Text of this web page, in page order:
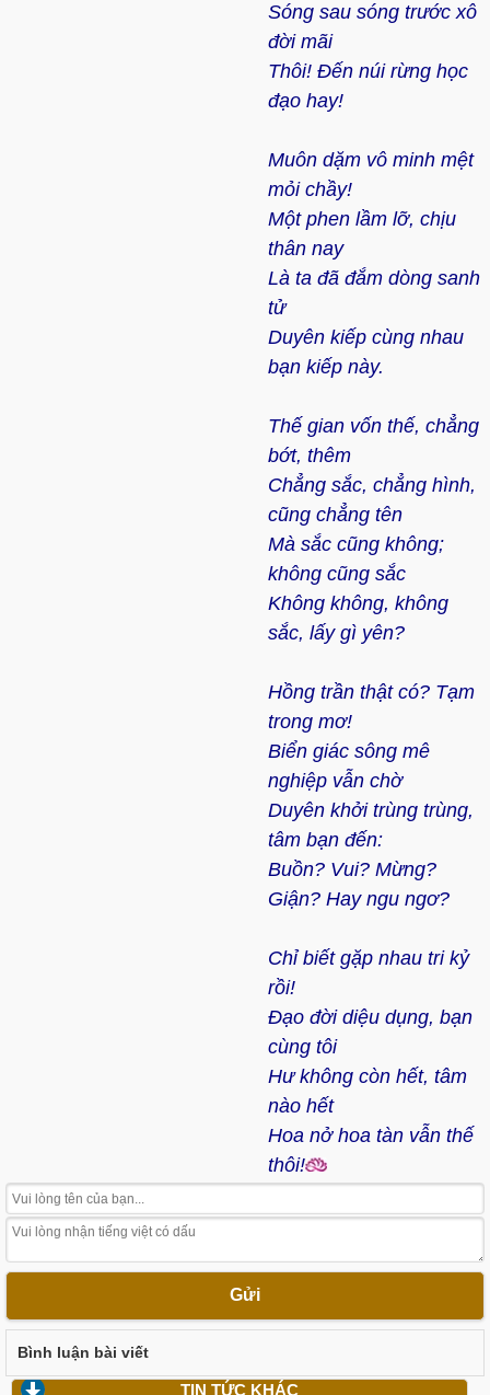
Sóng sau sóng trước xô
đời mãi
Thôi! Đến núi rừng học
đạo hay!
Muôn dặm vô minh mệt
mỏi chầy!
Một phen lầm lỡ, chịu
thân nay
Là ta đã đắm dòng sanh
tử
Duyên kiếp cùng nhau
bạn kiếp này.
Thế gian vốn thế, chẳng
bớt, thêm
Chẳng sắc, chẳng hình,
cũng chẳng tên
Mà sắc cũng không;
không cũng sắc
Không không, không
sắc, lấy gì yên?
Hồng trần thật có? Tạm
trong mơ!
Biển giác sông mê
nghiệp vẫn chờ
Duyên khởi trùng trùng,
tâm bạn đến:
Buồn? Vui? Mừng?
Giận? Hay ngu ngơ?
Chỉ biết gặp nhau tri kỷ
rồi!
Đạo đời diệu dụng, bạn
cùng tôi
Hư không còn hết, tâm
nào hết
Hoa nở hoa tàn vẫn thế
thôi!
Gửi
Bình luận bài viết
TIN TỨC KHÁC